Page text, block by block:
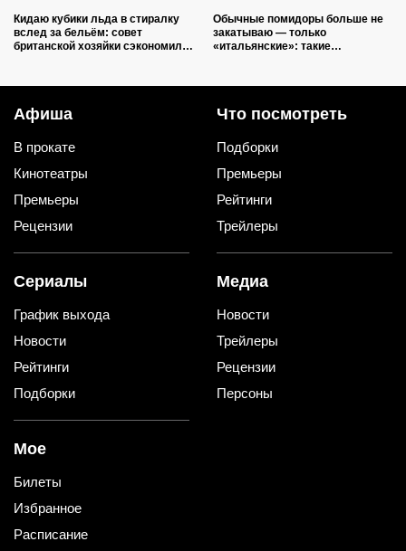
Кидаю кубики льда в стиралку
вслед за бельём: совет
британской хозяйки сэкономил
Обычные помидоры больше не
закатываю — только
«итальянские»: такие
Афиша
В прокате
Кинотеатры
Премьеры
Рецензии
Что посмотреть
Подборки
Премьеры
Рейтинги
Трейлеры
Сериалы
График выхода
Новости
Рейтинги
Подборки
Медиа
Новости
Трейлеры
Рецензии
Персоны
Мое
Билеты
Избранное
Расписание